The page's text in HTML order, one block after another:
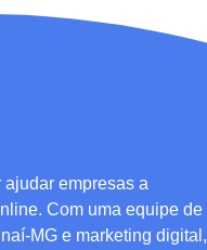
ajudar empresas a
Com uma equipe de
MG e marketing digital,